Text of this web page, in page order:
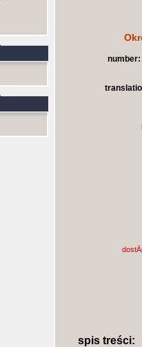
number:
spis treści: